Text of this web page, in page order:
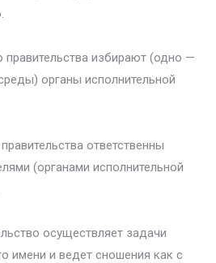
избирают (одно —
органы исполнительной
ответственны
(органами исполнительной
осуществляет задачи
имени и ведет сношения как с